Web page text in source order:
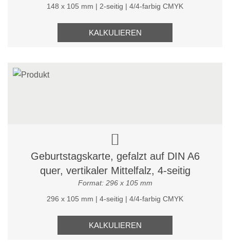
148 x 105 mm | 2-seitig | 4/4-farbig CMYK
KALKULIEREN
Geburtstagskarte, gefalzt auf DIN A6
quer, vertikaler Mittelfalz, 4-seitig
Format: 296 x 105 mm
296 x 105 mm | 4-seitig | 4/4-farbig CMYK
KALKULIEREN